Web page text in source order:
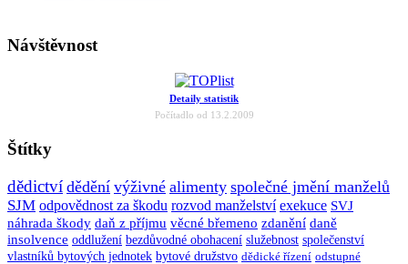
Návštěvnost
Detaily statistik
Počítadlo od 13.2.2009
Štítky
dědictví dědění výživné alimenty společné jmění manželů
SJM odpovědnost za škodu rozvod manželství exekuce SVJ
náhrada škody daň z příjmu věcné břemeno zdanění daně
insolvence oddlužení bezdůvodné obohacení služebnost společenství
vlastníků bytových jednotek bytové družstvo dědické řízení odstupné